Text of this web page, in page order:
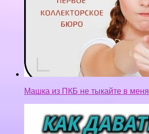
Машка из ПКБ не тыкайте в меня